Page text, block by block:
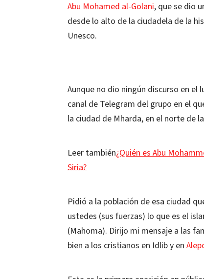
Abu Mohamed al-Golani, que se dio
desde lo alto de la ciudadela de la
Unesco.
Aunque no dio ningún discurso en
canal de Telegram del grupo en el
la ciudad de Mharda, en el norte de
Leer también¿Quién es Abu
Siria?
Pidió a la población de esa ciudad
ustedes (sus fuerzas) lo que es el
(Mahoma). Dirijo mi mensaje a las
bien a los cristianos en Idlib y en